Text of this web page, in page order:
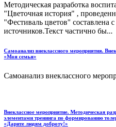
Методическая разработка
"Цветочная история" ,
"Фестиваль цветов" составлена
источников.Текст частично бы...
Самоанализ внеклассного мероприятия.
«Моя семья»
Самоанализ внеклассного
Внеклассное мероприятие. Методическая
элементами тренинга по формированию
«Дарите людям доброту!»